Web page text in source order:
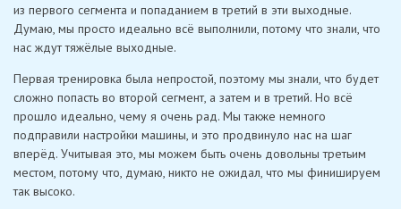
из первого сегмента и попаданием в третий в эти выходные.
Думаю, мы просто идеально всё выполнили, потому что знали, что
нас ждут тяжёлые выходные.
Первая тренировка была непростой, поэтому мы знали, что будет
сложно попасть во второй сегмент, а затем и в третий. Но всё
прошло идеально, чему я очень рад. Мы также немного
подправили настройки машины, и это продвинуло нас на шаг
вперёд. Учитывая это, мы можем быть очень довольны третьим
местом, потому что, думаю, никто не ожидал, что мы финишируем
так высоко.